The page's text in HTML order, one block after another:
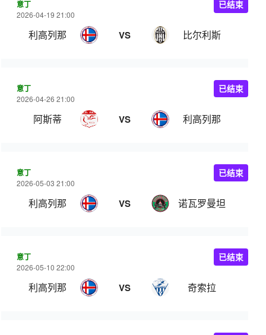
意丁
2026-04-19 21:00
利高列那 VS 比尔利斯
已结束
意丁
2026-04-26 21:00
阿斯蒂 VS 利高列那
已结束
意丁
2026-05-03 21:00
利高列那 VS 诺瓦罗曼坦
已结束
意丁
2026-05-10 22:00
利高列那 VS 奇索拉
已结束